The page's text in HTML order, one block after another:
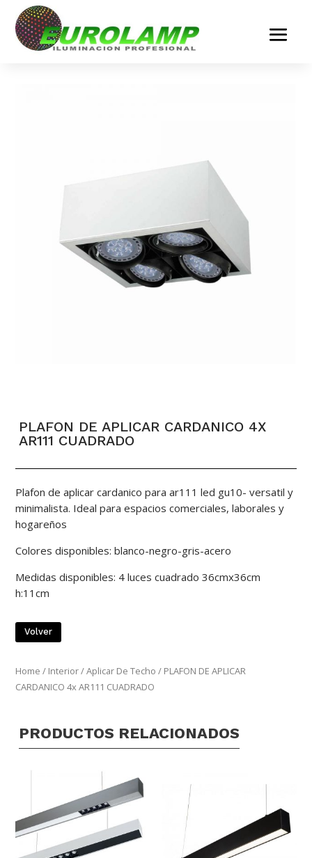
PLAFON DE APLICAR CARDANICO 4X
AR111 CUADRADO
Plafon de aplicar cardanico para ar111 led gu10- versatil y
minimalista. Ideal para espacios comerciales, laborales y
hogareños
Colores disponibles: blanco-negro-gris-acero
Medidas disponibles: 4 luces cuadrado 36cmx36cm
h:11cm
Volver
Home / Interior/Aplicar De Techo / PLAFON DE APLICAR
CARDANICO 4x AR111 CUADRADO
PRODUCTOS RELACIONADOS